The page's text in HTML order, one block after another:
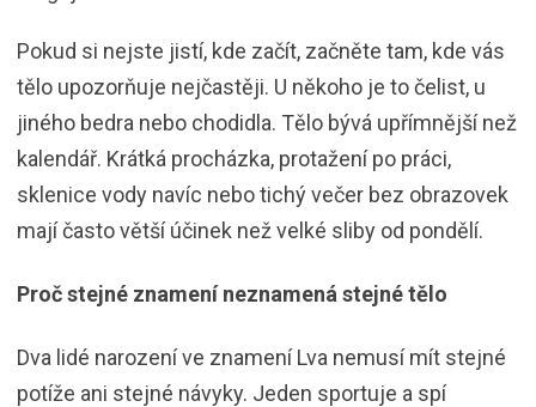
Pokud si nejste jistí, kde začít, začněte tam, kde vás
tělo upozorňuje nejčastěji. U někoho je to čelist, u
jiného bedra nebo chodidla. Tělo bývá upřímnější než
kalendář. Krátká procházka, protažení po práci,
sklenice vody navíc nebo tichý večer bez obrazovek
mají často větší účinek než velké sliby od pondělí.
Proč stejné znamení neznamená stejné tělo
Dva lidé narození ve znamení Lva nemusí mít stejné
potíže ani stejné návyky. Jeden sportuje a spí